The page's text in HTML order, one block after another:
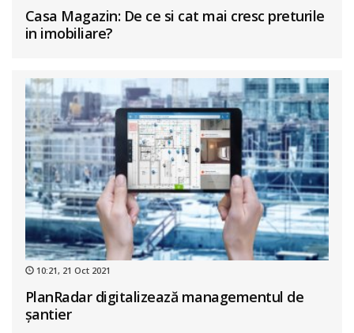
Casa Magazin: De ce si cat mai cresc preturile
in imobiliare?
10:21, 21 Oct 2021
PlanRadar digitalizează managementul de
șantier